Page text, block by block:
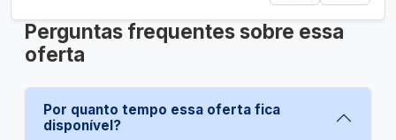
Perguntas frequentes sobre essa
oferta
Por quanto tempo essa oferta fica
disponível?